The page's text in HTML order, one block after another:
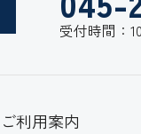
受付時間：
ご利用案内